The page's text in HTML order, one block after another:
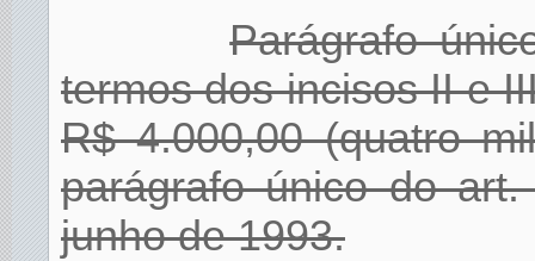
Parágrafo
termos dos incisos II e
R$ 4.000,00 (quatro
parágrafo único do
junho de 1993.